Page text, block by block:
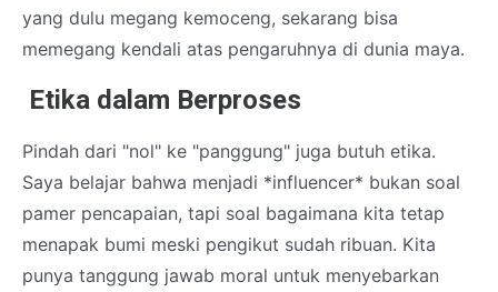
yang dulu megang kemoceng, sekarang bisa
memegang kendali atas pengaruhnya di dunia maya.
Etika dalam Berproses
Pindah dari "nol" ke "panggung" juga butuh etika.
Saya belajar bahwa menjadi *influencer* bukan soal
pamer pencapaian, tapi soal bagaimana kita tetap
menapak bumi meski pengikut sudah ribuan. Kita
punya tanggung jawab moral untuk menyebarkan